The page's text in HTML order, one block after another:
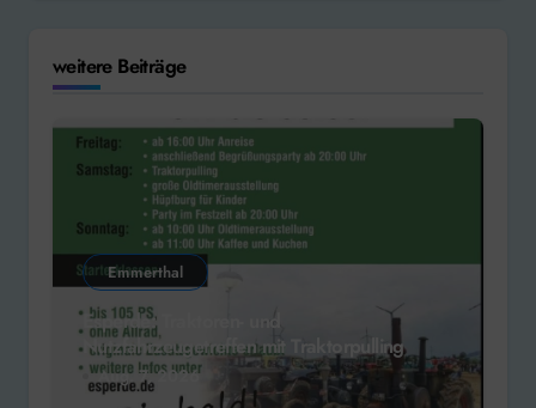
weitere Beiträge
Emmerthal
Esperde: Traktoren- und
Nutzfahrzeugetreffen mit Traktorpulling
Aug. 7, 2026